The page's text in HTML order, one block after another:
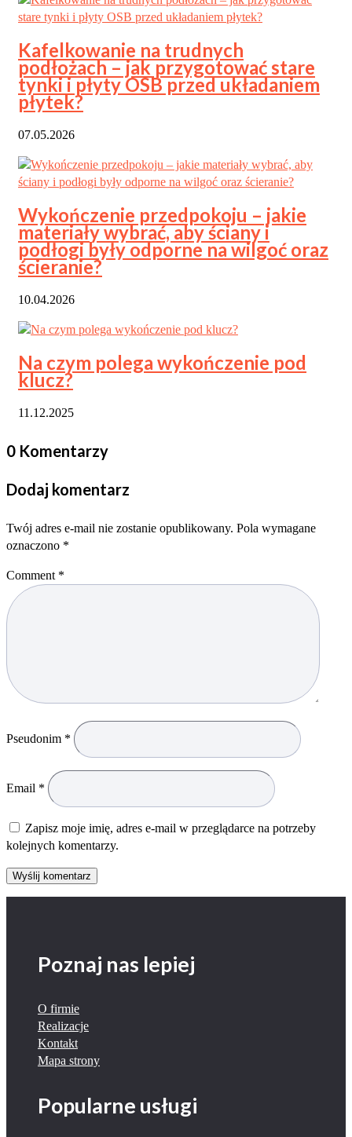
Kafelkowanie na trudnych
podłożach – jak przygotować stare
tynki i płyty OSB przed układaniem
płytek?
07.05.2026
Wykończenie przedpokoju – jakie
materiały wybrać, aby ściany i
podłogi były odporne na wilgoć oraz
ścieranie?
10.04.2026
Na czym polega wykończenie pod
klucz?
11.12.2025
0 Komentarzy
Dodaj komentarz
Twój adres e-mail nie zostanie opublikowany. Pola wymagane
oznaczono *
Comment *
Pseudonim *
Email *
Zapisz moje imię, adres e-mail w przeglądarce na potrzeby
kolejnych komentarzy.
Wyślij komentarz
Poznaj nas lepiej
O firmie
Realizacje
Kontakt
Mapa strony
Popularne usługi